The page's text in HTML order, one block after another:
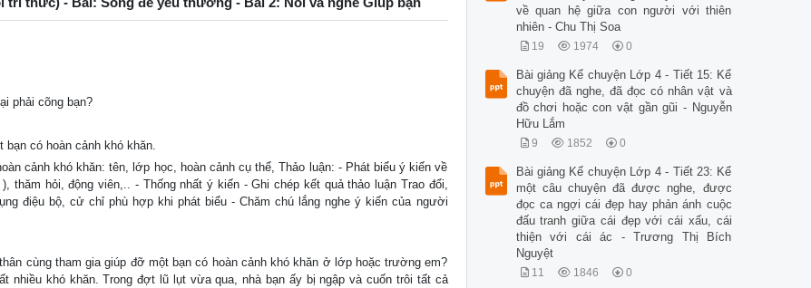
phải cõng bạn?
bạn có hoàn cảnh khó khăn.
cảnh khó khăn: tên, lớp học, hoàn cảnh cụ thể, Thảo luận: - Phát biểu ý kiến về
thăm hỏi, động viên,.. - Thống nhất ý kiến - Ghi chép kết quả thảo luận Trao đổi,
điệu bộ, cử chỉ phù hợp khi phát biểu - Chăm chú lắng nghe ý kiến của người
cùng tham gia giúp đỡ một bạn có hoàn cảnh khó khăn ở lớp hoặc trường em?
nhiều khó khăn. Trong đợt lũ lụt vừa qua, nhà bạn ấy bị ngập và cuốn trôi tất cả
về quan hệ giữa con người với thiên
nhiên - Chu Thị Soa
19 1974 0
Bài giảng Kể chuyện Lớp 4 - Tiết 15: Kể
chuyện đã nghe, đã đọc có nhân vật và
đồ chơi hoặc con vật gần gũi - Nguyễn
Hữu Lắm
9 1852 0
Bài giảng Kể chuyện Lớp 4 - Tiết 23: Kể
một câu chuyện đã được nghe, được
đọc ca ngợi cái đẹp hay phản ánh cuộc
đấu tranh giữa cái đẹp với cái xấu, cái
thiện với cái ác - Trương Thị Bích
Nguyệt
11 1846 0